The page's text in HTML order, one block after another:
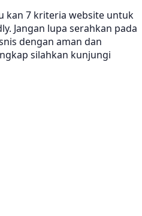
kan 7 kriteria website untuk
Jangan lupa serahkan pada
dengan aman dan
silahkan kunjungi